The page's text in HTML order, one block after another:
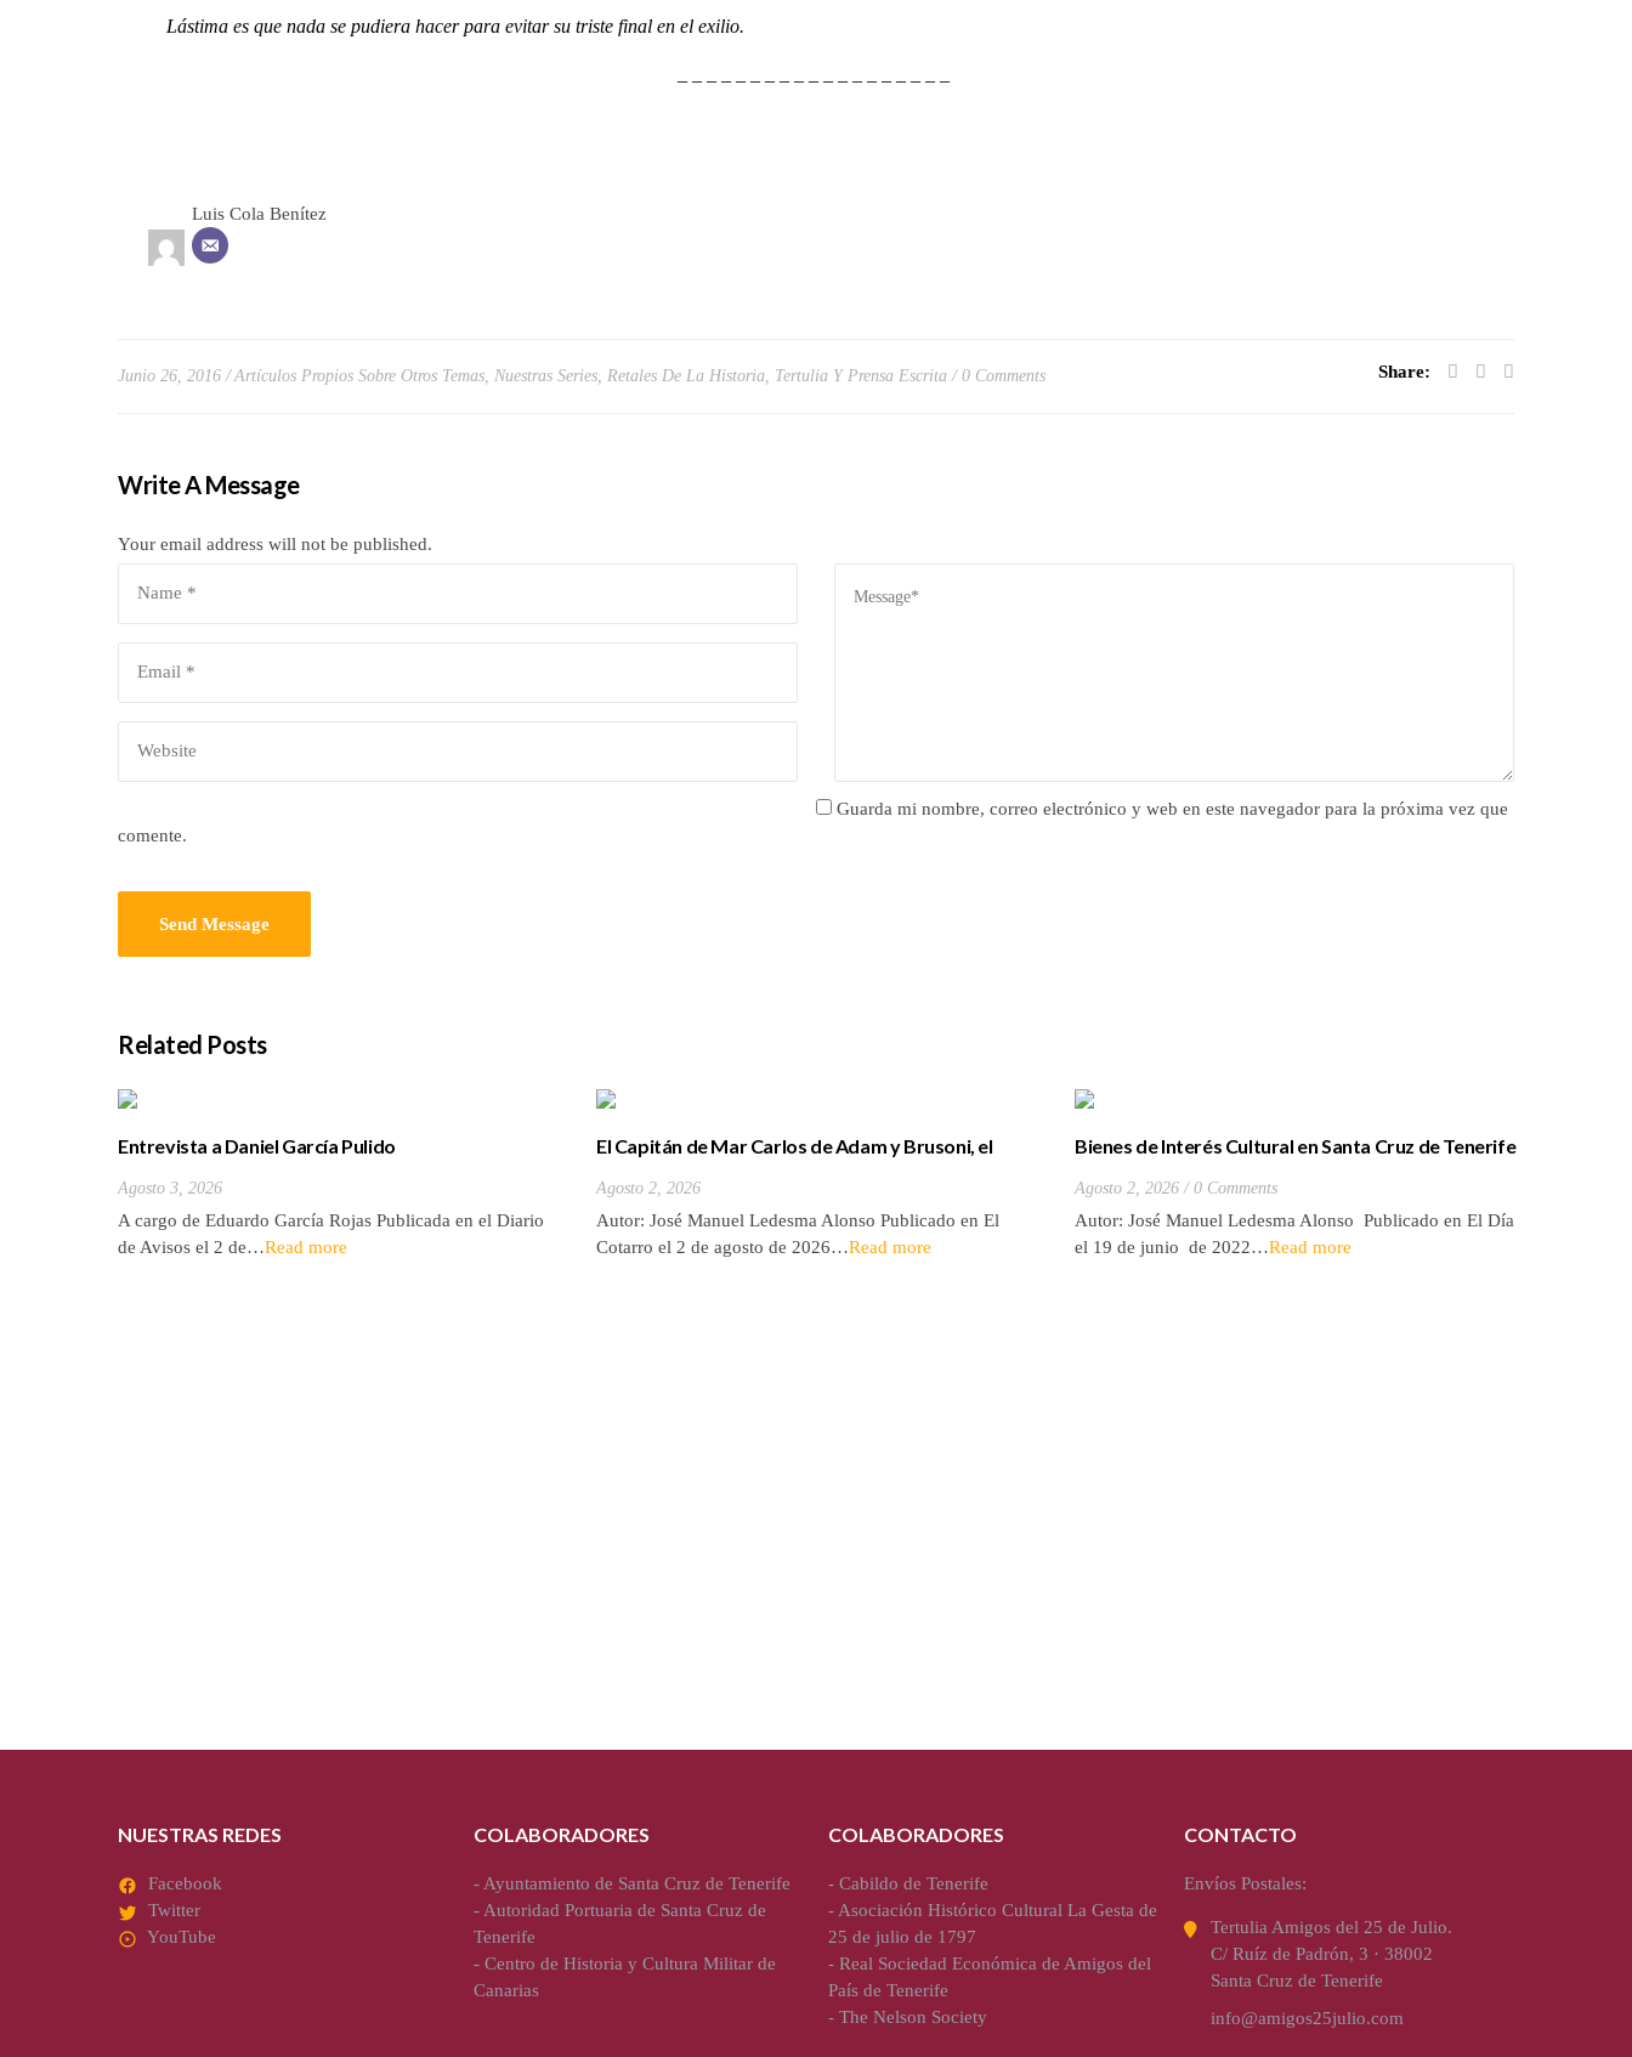
Lástima es que nada se pudiera hacer para evitar su triste final en el exilio.
– – – – – – – – – – – – – – – – – – –
Luis Cola Benítez
Junio 26, 2016 Artículos Propios Sobre Otros Temas Nuestras Series Retales De La Historia Tertulia Y Prensa Escrita 0 Comments Share:
Write A Message
Your email address will not be published.
Guarda mi nombre, correo electrónico y web en este navegador para la próxima vez que
comente.
Related Posts
Entrevista a Daniel García Pulido
Agosto 3, 2026
A cargo de Eduardo García Rojas Publicada en el Diario
de Avisos el 2 de…Read more
El Capitán de Mar Carlos de Adam y Brusoni, el
Agosto 2, 2026
Autor: José Manuel Ledesma Alonso Publicado en El
Cotarro el 2 de agosto de 2026…Read more
Bienes de Interés Cultural en Santa Cruz de Tenerife
Agosto 2, 2026 0 Comments
Autor: José Manuel Ledesma Alonso Publicado en El Día
el 19 de junio de 2022…Read more
NUESTRAS REDES
Facebook
Twitter
YouTube
COLABORADORES
-Ayuntamiento de Santa Cruz de Tenerife
-Autoridad Portuaria de Santa Cruz de
Tenerife
- Centro de Historia y Cultura Militar de
Canarias
COLABORADORES
- Cabildo de Tenerife
-Asociación Histórico Cultural La Gesta de
25 de julio de 1797
- Real Sociedad Económica de Amigos del
País de Tenerife
- The Nelson Society
CONTACTO
Envíos Postales:
Tertulia Amigos del 25 de Julio.
C/ Ruíz de Padrón, 3 · 38002
Santa Cruz de Tenerife
info@amigos25julio.com